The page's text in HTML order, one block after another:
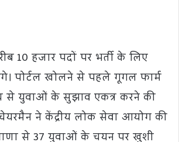
10 हजार पदों पर भर्ती के लिए
पोर्टल खोलने से पहले गूगल फार्म
से युवाओं के सुझाव एकत्र करने की
चेयरमैन ने केंद्रीय लोक सेवा आयोग की
से 37 युवाओं के चयन पर खुशी